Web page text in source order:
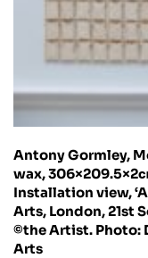
Antony Gormley,
wax, 306×209.5×2
Installation view,
Arts, London, 21st
©the Artist. Photo:
Arts